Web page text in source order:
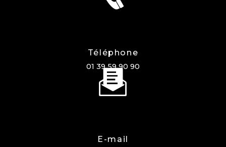
Téléphone
01 39 59 90 90
E-mail